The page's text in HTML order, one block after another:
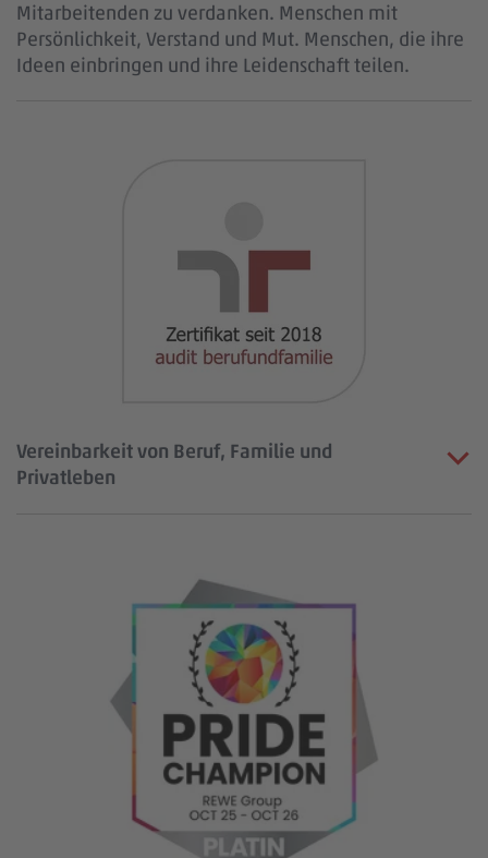
Mitarbeitenden zu verdanken. Menschen mit
Persönlichkeit, Verstand und Mut. Menschen, die ihre
Ideen einbringen und ihre Leidenschaft teilen.
Vereinbarkeit von Beruf, Familie und
Privatleben